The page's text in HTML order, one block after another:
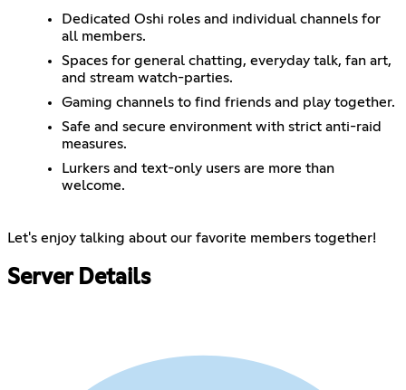
Dedicated Oshi roles and individual channels for
all members.
Spaces for general chatting, everyday talk, fan art,
and stream watch-parties.
Gaming channels to find friends and play together.
Safe and secure environment with strict anti-raid
measures.
Lurkers and text-only users are more than
welcome.
Let's enjoy talking about our favorite members together!
Server Details